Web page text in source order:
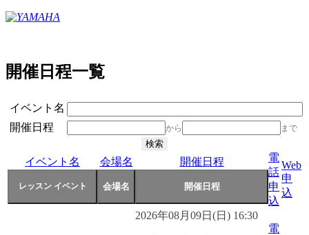
開催日程一覧
イベント名
開催日程
から まで
イベント名 会場名 開催日程
電
話
申
込
Web
申
込
2026年08月09日(日) 16:30
電